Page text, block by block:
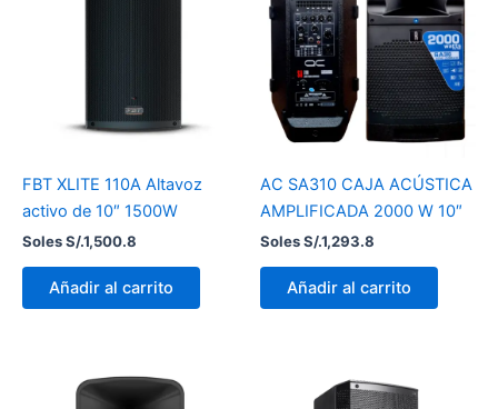
FBT XLITE 110A Altavoz
activo de 10″ 1500W
Soles S/.1,500.8
Añadir al carrito
AC SA310 CAJA ACÚSTICA
AMPLIFICADA 2000 W 10″
Soles S/.1,293.8
Añadir al carrito